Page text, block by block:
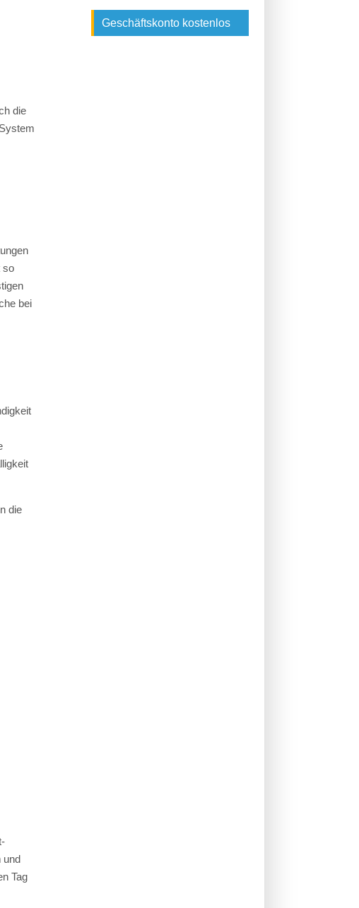
die
so
bei
die
und
Tag
Geschäftskonto kostenlos